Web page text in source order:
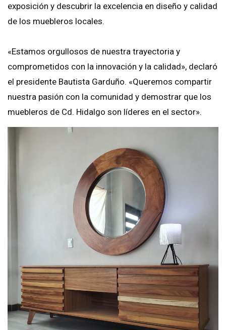
exposición y descubrir la excelencia en diseño y calidad
de los muebleros locales.
«Estamos orgullosos de nuestra trayectoria y
comprometidos con la innovación y la calidad», declaró
el presidente Bautista Garduño. «Queremos compartir
nuestra pasión con la comunidad y demostrar que los
muebleros de Cd. Hidalgo son líderes en el sector».